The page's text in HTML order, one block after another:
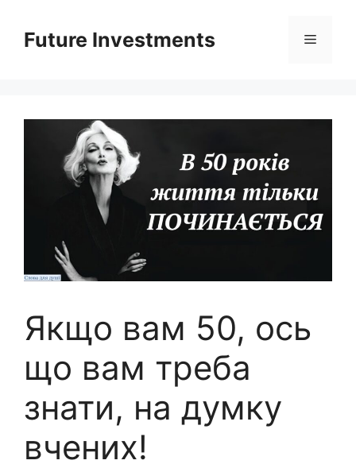
вмістуFuture Investments Меню
Якщо вам 50, ось
що вам треба
знати, на думку
вчених!